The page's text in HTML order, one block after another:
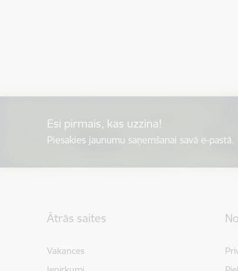
Esi pirmais, kas uzzina!
Piesakies jaunumu saņemšanai savā e-pastā.
Ātrās saites
Vakances